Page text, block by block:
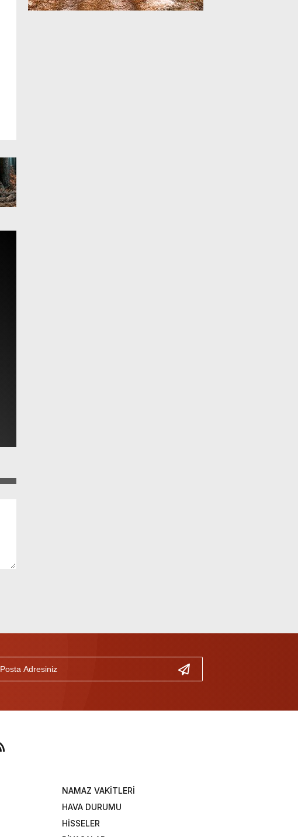
NAMAZ VAKİTLERİ
HAVA DURUMU
HİSSELER